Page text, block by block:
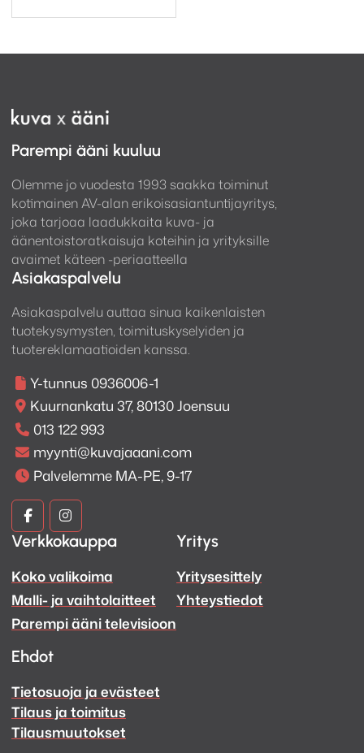
Parempi ääni kuuluu
Olemme jo vuodesta 1993 saakka toiminut
kotimainen AV-alan erikoisasiantuntijayritys,
joka tarjoaa laadukkaita kuva- ja
äänentoistoratkaisuja koteihin ja yrityksille
avaimet käteen -periaatteella
Asiakaspalvelu
Asiakaspalvelu auttaa sinua kaikenlaisten
tuotekysymysten, toimituskyselyiden ja
tuotereklamaatioiden kanssa.
Y-tunnus 0936006-1
Kuurnankatu 37, 80130 Joensuu
013 122 993
myynti@kuvajaaani.com
Palvelemme MA-PE, 9-17
Kuva
ja
Ääni
Facebook
Kuva
ja
Ääni
Instagram
Verkkokauppa
Koko valikoima
Malli- ja vaihtolaitteet
Parempi ääni televisioon
Yritys
Yritysesittely
Yhteystiedot
Ehdot
Tietosuoja ja evästeet
Tilaus ja toimitus
Tilausmuutokset